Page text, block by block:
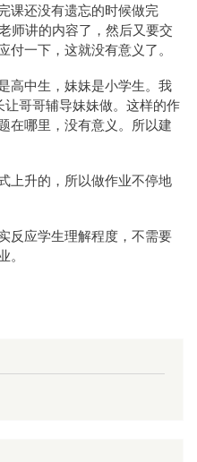
课还没有遗忘的时候做完
师讲的内容了，然后又要交
一下，这就没有意义了。
高中生，妹妹是小学生。我
哥哥辅导妹妹做。这样的作
在哪里，没有意义。所以建
上升的，所以做作业不停地
反应学生理解程度，不需要